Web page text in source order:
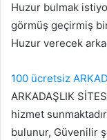
Huzur bulmak
görmüş geçirmiş
Huzur verecek
100 ücretsiz
ARKADAŞLIK
hizmet
bulunur, Güvenilir